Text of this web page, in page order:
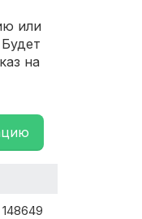
или
на
148649